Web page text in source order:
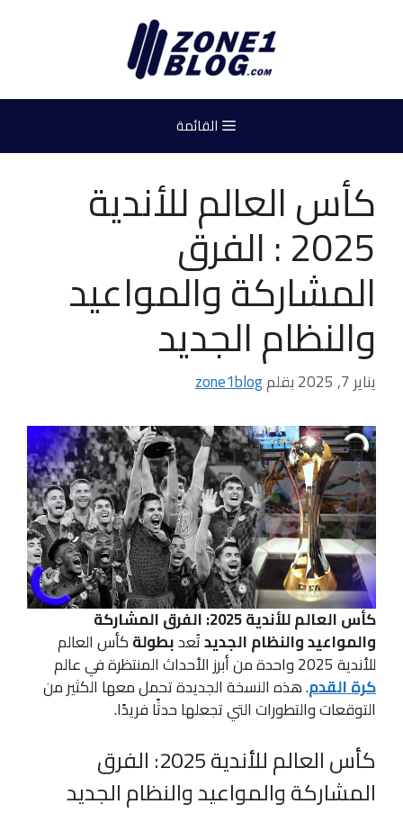
القائمة
كأس العالم للأندية
2025 : الفرق
المشاركة والمواعيد
والنظام الجديد
يناير 7, 2025 بقلمzone1blog
كأس العالم للأندية 2025: الفرق المشاركة
والمواعيد والنظام الجديدتُعدبطولةكأس العالم
للأندية 2025 واحدة من أبرز الأحداث المنتظرة في عالم
كرة القدم. هذه النسخة الجديدة تحمل معها الكثير من
التوقعات والتطورات التي تجعلها حدثًا فريدًا.
كأس العالم للأندية 2025: الفرق
المشاركة والمواعيد والنظام الجديد